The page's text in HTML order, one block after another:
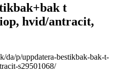
t
hvid/antracit,
da/p/uppdatera-bestikbak-bak-t-
s29501068/